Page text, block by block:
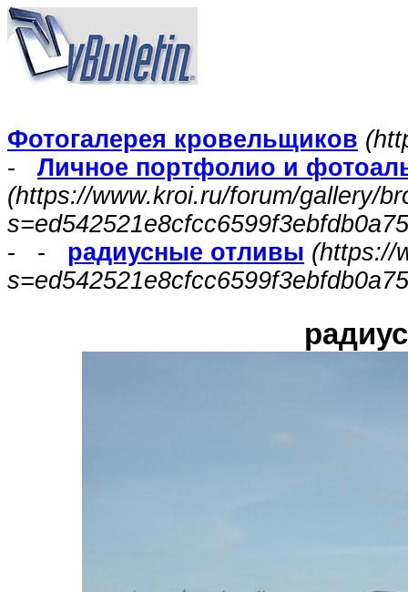
Фотогалерея кровельщиков
- Личное портфолио и
(https://www.kroi.ru/forum/gallery/
- - радиусные отливы (https://